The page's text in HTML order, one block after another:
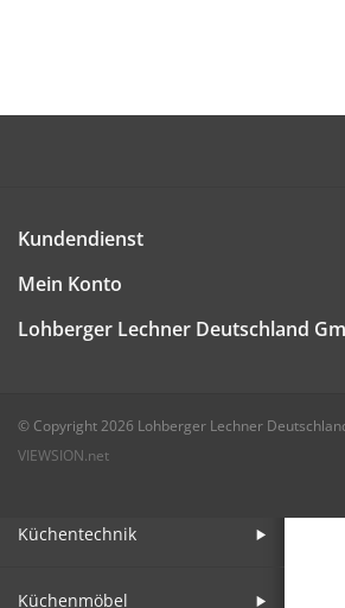
Einrichtung
Küche
Küchentechnik
Küchenmöbel
Kundendienst
Mein Konto
Lohberger Lechner Deutschland
© Copyright 2026 Lohberger Lechner
VIEWSION.net